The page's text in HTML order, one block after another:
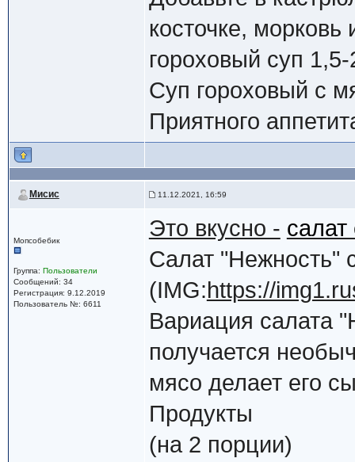
косточке,
гороховый суп
Суп гороховый с
Приятного
Мисис 11.12.2021, 16:59
Мопсобебик
Группа: Пользователи
Сообщений: 34
Регистрация: 9.12.2019
Пользователь №: 6611
Это вкусно -
Салат "Нежность"
(IMG:https://
Вариация салата
получается
мясо делает его
Продукты
(на 2 порции)